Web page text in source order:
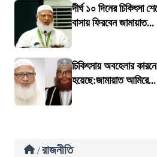
দীর্ঘ ১০ দিনের চিকিৎসা
বাসায় ফিরবেন জামায়াত...
চিকিৎসায় অবহেলার
হয়েছে:জামায়াত আমিরে...
/ রাজনীতি